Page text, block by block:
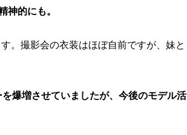
的にも。
。撮影会の衣装はほぼ自前ですが、妹と
爆増させていましたが、今後のモデル活